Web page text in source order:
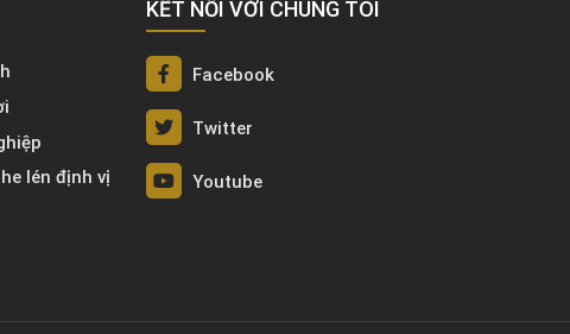
lén định vị
KẾT NỐI VỚI CHÚNG TÔI
Facebook
Twitter
Youtube